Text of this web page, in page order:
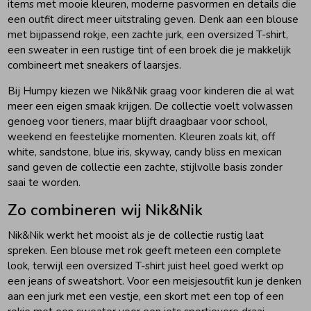
items met mooie kleuren, moderne pasvormen en details die
een outfit direct meer uitstraling geven. Denk aan een blouse
met bijpassend rokje, een zachte jurk, een oversized T-shirt,
een sweater in een rustige tint of een broek die je makkelijk
combineert met sneakers of laarsjes.
Bij Humpy kiezen we Nik&Nik graag voor kinderen die al wat
meer een eigen smaak krijgen. De collectie voelt volwassen
genoeg voor tieners, maar blijft draagbaar voor school,
weekend en feestelijke momenten. Kleuren zoals kit, off
white, sandstone, blue iris, skyway, candy bliss en mexican
sand geven de collectie een zachte, stijlvolle basis zonder
saai te worden.
Zo combineren wij Nik&Nik
Nik&Nik werkt het mooist als je de collectie rustig laat
spreken. Een blouse met rok geeft meteen een complete
look, terwijl een oversized T-shirt juist heel goed werkt op
een jeans of sweatshort. Voor een meisjesoutfit kun je denken
aan een jurk met een vestje, een skort met een top of een